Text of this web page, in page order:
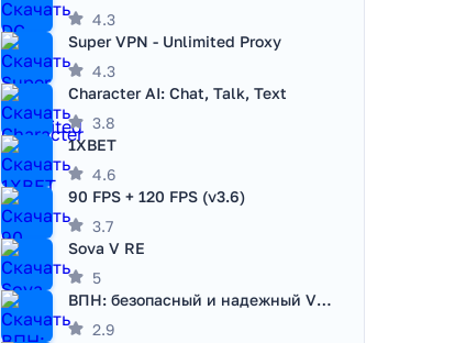
4.3
Super VPN - Unlimited Proxy
4.3
Character AI: Chat, Talk, Text
3.8
1XBET
4.6
90 FPS + 120 FPS (v3.6)
3.7
Sova V RE
5
ВПН: безопасный и надежный VPN
2.9